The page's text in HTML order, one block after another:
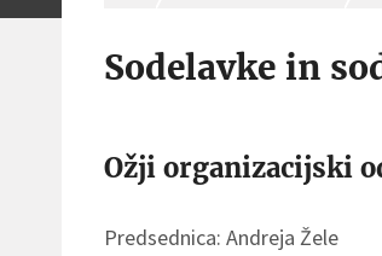
Sodelavke in
Ožji organizacijski
Predsednica: Andreja Žele